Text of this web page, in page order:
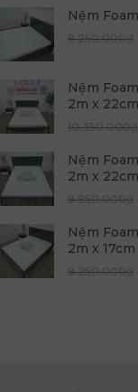
Nệm
8.250.000₫
Nệm
2m x 22cm
10.350.000₫
Nệm
2m x 22cm
9.950.000₫
Nệm
2m x 17cm
9.250.000₫